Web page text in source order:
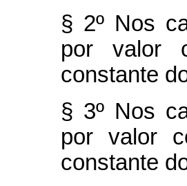
§ 2º Nos
por valor
constante
§ 3º Nos
por valor
constante